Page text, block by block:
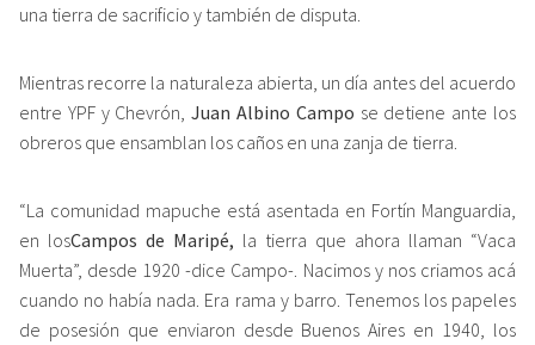
una tierra de sacrificio y también de disputa.
Mientras recorre la naturaleza abierta, un día antes del acuerdo
entre YPF y Chevrón,Juan Albino Campo se detiene ante los
obreros que ensamblan los caños en una zanja de tierra.
“La comunidad mapuche está asentada en Fortín Manguardia,
en losCampos de Maripé, la tierra que ahora llaman “Vaca
Muerta”, desde 1920 -dice Campo-. Nacimos y nos criamos acá
cuando no había nada. Era rama y barro. Tenemos los papeles
de posesión que enviaron desde Buenos Aires en 1940, los